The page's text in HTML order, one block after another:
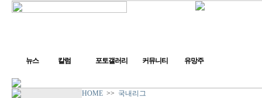
뉴스 칼럼 포토갤러리 커뮤니티 유망주
HOME >> 국내리그